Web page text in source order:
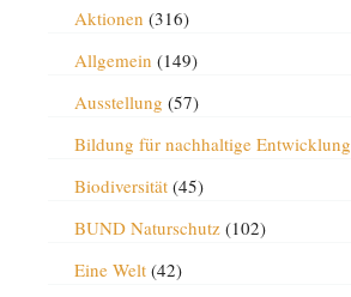
Aktionen (316)
Allgemein (149)
Ausstellung (57)
Bildung für nachhaltige Entwicklung
Biodiversität(45)
BUND Naturschutz(102)
Eine Welt(42)